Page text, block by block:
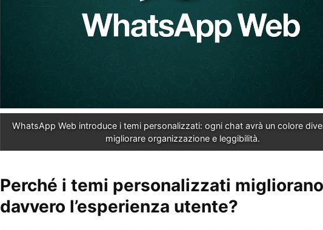
WhatsApp Web introduce i temi personalizzati: ogni chat avrà un colore
migliorare organizzazione e leggibilità.
Perché i temi personalizzati migliorano
davvero l’esperienza utente?